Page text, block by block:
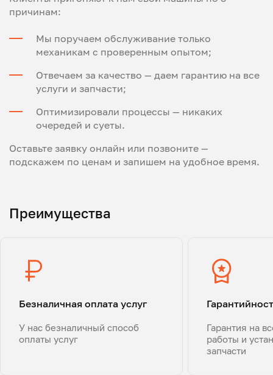
причинам:
Мы поручаем обслуживание только
механикам с проверенным опытом;
Отвечаем за качество — даем гарантию на все
услуги и запчасти;
Оптимизировали процессы — никаких
очередей и суеты.
Оставьте заявку онлайн или позвоните —
подскажем по ценам и запишем на удобное время.
Преимущества
Безналичная оплата услуг
У нас безналичный способ
оплаты услуг
Гарантия на
работы и
запчасти